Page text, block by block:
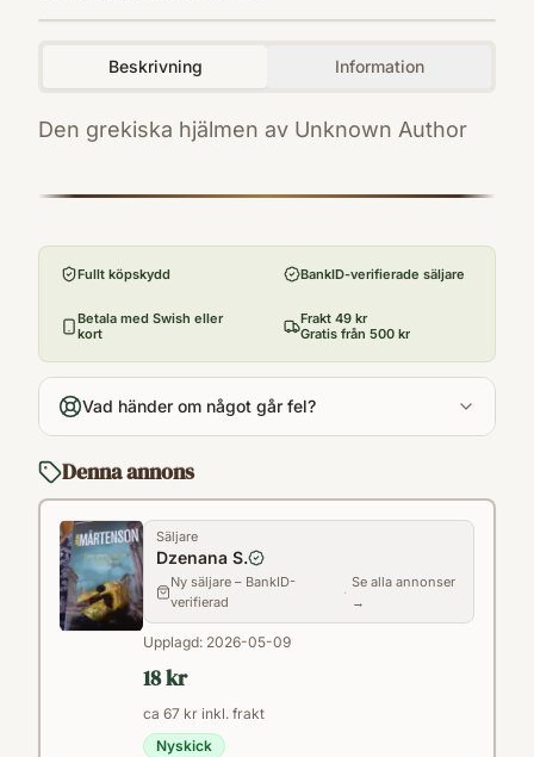
Beskrivning Information
Den grekiska hjälmen av Unknown Author
9789143026719
2013
Antal sidor
348
Språk
sv
Format
Fullt köpskydd BankID-verifierade säljare
Betala med Swish eller
kort
Frakt 49 kr
Gratis från 500 kr
Vad händer om något går fel?
Denna annons
Säljare
Dzenana S.
Ny säljare – BankID-
verifierad
·
Se alla annonser
→
Upplagd: 2026-05-09
18 kr
ca 67 kr inkl. frakt
Nyskick